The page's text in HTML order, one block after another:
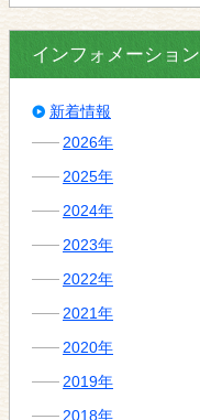
インフォメーション
新着情報
2026年
2025年
2024年
2023年
2022年
2021年
2020年
2019年
2018年